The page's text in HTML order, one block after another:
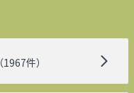
（1967件）